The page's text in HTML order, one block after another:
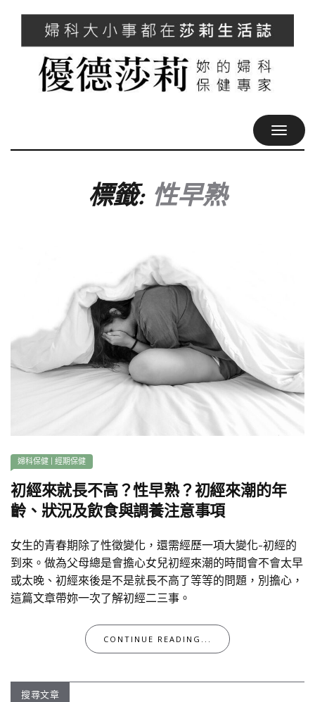
標籤: 性早熟
婦科保健 經期保健
初經來就長不高？性早熟？初經來潮的年
齡、狀況及飲食與調養注意事項
女生的青春期除了性徵變化，還需經歷一項大變化-初經的
到來。做為父母總是會擔心女兒初經來潮的時間會不會太早
或太晚、初經來後是不是就長不高了等等的問題，別擔心，
這篇文章帶妳一次了解初經二三事。
CONTINUE READING...
搜尋文章